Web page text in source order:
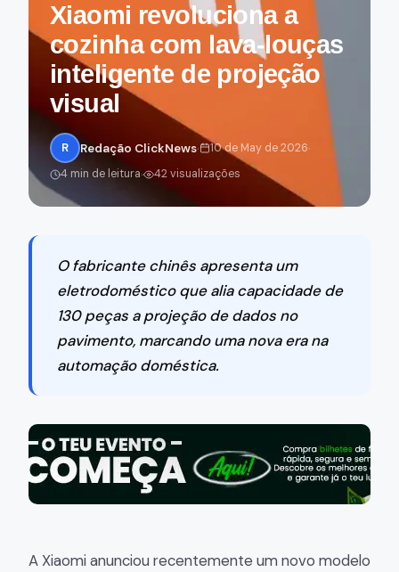
Xiaomi revoluciona a
cozinha com lava-louças
inteligente de projeção
visual
R Redação ClickNews· 10 de May de 2026·
4 min de leitura· 42 visualizações
O fabricante chinês apresenta um
eletrodoméstico que alia capacidade de
130 peças a projeção de dados no
pavimento, marcando uma nova era na
automação doméstica.
A Xiaomi anunciou recentemente um novo modelo